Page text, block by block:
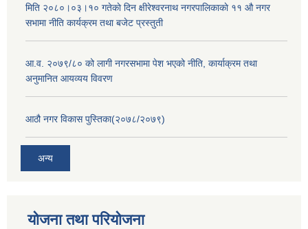
मिति २०८०।०३।१० गतेकाे दिन क्षीरेश्वरनाथ नगरपालिकाकाे ११ ‍औ नगर
सभामा नीति कार्यक्रम तथा बजेट प्रस्तुती
आ.व. २०७९/८० को लागी नगरसभामा पेश भएको नीति, कार्याक्रम तथा
अनुमानित आयव्यय विवरण
आठौ नगर विकास पुस्तिका(२०७८/२०७९)
अन्य
योजना तथा परियोजना